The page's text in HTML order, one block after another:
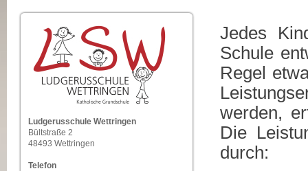
Ludgerusschule Wettringen
Bültstraße 2
48493 Wettringen
Telefon
Jedes
Schule
Regel
werden,
Die
durch: